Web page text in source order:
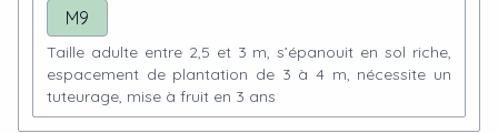
M9
Taille adulte entre 2,5 et 3 m, s’épanouit en sol riche,
espacement de plantation de 3 à 4 m, nécessite un
tuteurage, mise à fruit en 3 ans